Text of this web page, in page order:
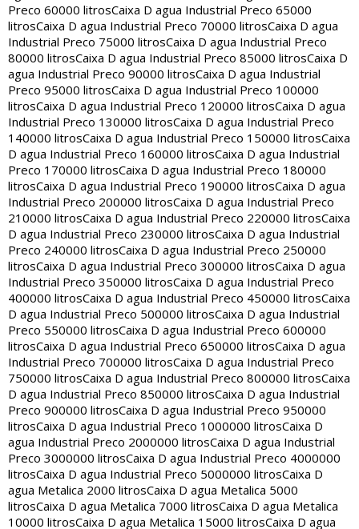
Preco 60000 litrosCaixa D agua Industrial Preco 65000
litrosCaixa D agua Industrial Preco 70000 litrosCaixa D agua
Industrial Preco 75000 litrosCaixa D agua Industrial Preco
80000 litrosCaixa D agua Industrial Preco 85000 litrosCaixa D
agua Industrial Preco 90000 litrosCaixa D agua Industrial
Preco 95000 litrosCaixa D agua Industrial Preco 100000
litrosCaixa D agua Industrial Preco 120000 litrosCaixa D agua
Industrial Preco 130000 litrosCaixa D agua Industrial Preco
140000 litrosCaixa D agua Industrial Preco 150000 litrosCaixa
D agua Industrial Preco 160000 litrosCaixa D agua Industrial
Preco 170000 litrosCaixa D agua Industrial Preco 180000
litrosCaixa D agua Industrial Preco 190000 litrosCaixa D agua
Industrial Preco 200000 litrosCaixa D agua Industrial Preco
210000 litrosCaixa D agua Industrial Preco 220000 litrosCaixa
D agua Industrial Preco 230000 litrosCaixa D agua Industrial
Preco 240000 litrosCaixa D agua Industrial Preco 250000
litrosCaixa D agua Industrial Preco 300000 litrosCaixa D agua
Industrial Preco 350000 litrosCaixa D agua Industrial Preco
400000 litrosCaixa D agua Industrial Preco 450000 litrosCaixa
D agua Industrial Preco 500000 litrosCaixa D agua Industrial
Preco 550000 litrosCaixa D agua Industrial Preco 600000
litrosCaixa D agua Industrial Preco 650000 litrosCaixa D agua
Industrial Preco 700000 litrosCaixa D agua Industrial Preco
750000 litrosCaixa D agua Industrial Preco 800000 litrosCaixa
D agua Industrial Preco 850000 litrosCaixa D agua Industrial
Preco 900000 litrosCaixa D agua Industrial Preco 950000
litrosCaixa D agua Industrial Preco 1000000 litrosCaixa D
agua Industrial Preco 2000000 litrosCaixa D agua Industrial
Preco 3000000 litrosCaixa D agua Industrial Preco 4000000
litrosCaixa D agua Industrial Preco 5000000 litrosCaixa D
agua Metalica 2000 litrosCaixa D agua Metalica 5000
litrosCaixa D agua Metalica 7000 litrosCaixa D agua Metalica
10000 litrosCaixa D agua Metalica 15000 litrosCaixa D agua